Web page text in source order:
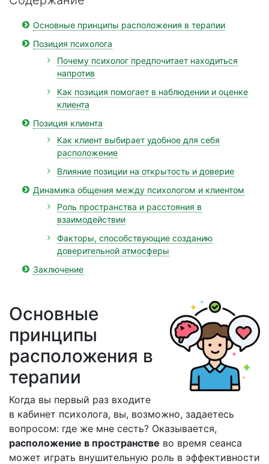
Основные принципы расположения в терапии
Позиция психолога
Почему психолог предпочитает находиться
напротив
Как позиция помогает в наблюдении и оценке
клиента
Позиция клиента
Как клиент выбирает удобное для себя
расположение
Влияние позиции на открытость и доверие
Динамика общения между психологом и клиентом
Роль пространства и расстояния в
взаимодействии
Факторы, способствующие созданию
доверительной атмосферы
Заключение
Основные
принципы
расположения в
терапии
Когда вы первый раз входите
в кабинет психолога, вы, возможно, задаетесь
вопросом: где же мне сесть? Оказывается,
расположение в пространстве во время сеанса
может играть внушительную роль в эффективности